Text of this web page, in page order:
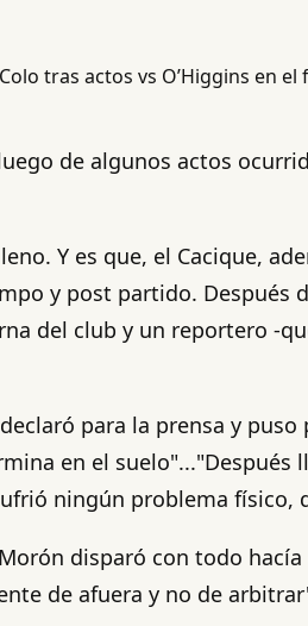
de algunos actos
Y es que, el Cacique,
y post partido. Después
del club y un reportero -
para la prensa y
en el
ningún problema
disparó con todo
de afuera y no de